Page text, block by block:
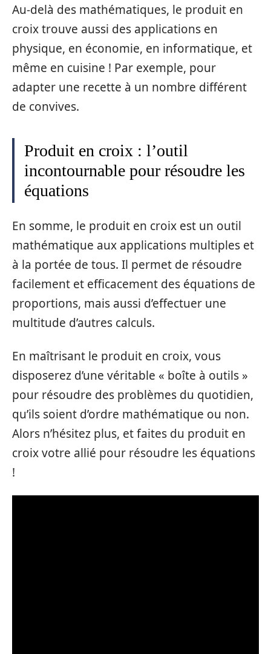
Au-delà des mathématiques, le produit en
croix trouve aussi des applications en
physique, en économie, en informatique, et
même en cuisine ! Par exemple, pour
adapter une recette à un nombre différent
de convives.
Produit en croix : l’outil
incontournable pour résoudre les
équations
En somme, le produit en croix est un outil
mathématique aux applications multiples et
à la portée de tous. Il permet de résoudre
facilement et efficacement des équations de
proportions, mais aussi d’effectuer une
multitude d’autres calculs.
En maîtrisant le produit en croix, vous
disposerez d’une véritable « boîte à outils »
pour résoudre des problèmes du quotidien,
qu’ils soient d’ordre mathématique ou non.
Alors n’hésitez plus, et faites du produit en
croix votre allié pour résoudre les équations
!